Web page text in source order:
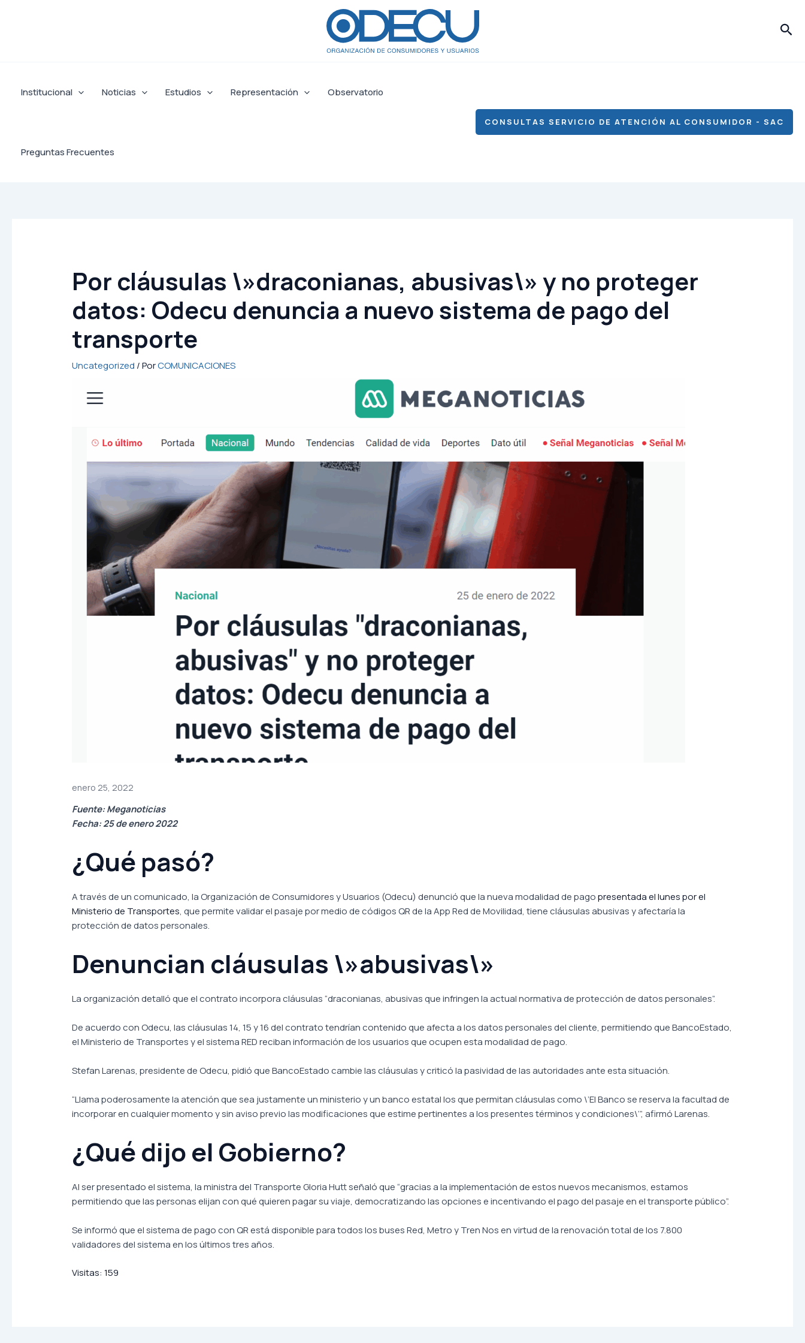
Institucional Noticias Estudios Representación Observatorio
Preguntas Frecuentes
CONSULTAS SERVICIO DE ATENCIÓN AL CONSUMIDOR - SAC
Por cláusulas \»draconianas, abusivas\» y no proteger
datos: Odecu denuncia a nuevo sistema de pago del
transporte
Uncategorized / PorCOMUNICACIONES
enero 25, 2022
Fuente: Meganoticias
Fecha: 25 de enero 2022
¿Qué pasó?
A través de un comunicado, la Organización de Consumidores y Usuarios (Odecu) denunció que la nueva modalidad de pagopresentada el lunes por el
Ministerio de Transportes, que permite validar el pasaje por medio de códigos QR de la App Red de Movilidad, tiene cláusulas abusivas y afectaría la
protección de datos personales.
Denuncian cláusulas \»abusivas\»
La organización detalló que el contrato incorpora cláusulas “draconianas, abusivas que infringen la actual normativa de protección de datos personales”.
De acuerdo con Odecu, las cláusulas 14, 15 y 16 del contrato tendrían contenido que afecta a los datos personales del cliente, permitiendo que BancoEstado,
el Ministerio de Transportes y el sistema RED reciban información de los usuarios que ocupen esta modalidad de pago.
Stefan Larenas, presidente de Odecu, pidió que BancoEstado cambie las cláusulas y criticó la pasividad de las autoridades ante esta situación.
“Llama poderosamente la atención que sea justamente un ministerio y un banco estatal los que permitan cláusulas como \’El Banco se reserva la facultad de
incorporar en cualquier momento y sin aviso previo las modificaciones que estime pertinentes a los presentes términos y condiciones\’”, afirmó Larenas.
¿Qué dijo el Gobierno?
Al ser presentado el sistema, la ministra del Transporte Gloria Hutt señaló que “gracias a la implementación de estos nuevos mecanismos, estamos
permitiendo que las personas elijan con qué quieren pagar su viaje, democratizando las opciones e incentivando el pago del pasaje en el transporte público”.
Se informó que el sistema de pago con QR está disponible para todos los buses Red, Metro y Tren Nos en virtud de la renovación total de los 7.800
validadores del sistema en los últimos tres años.
Visitas: 159